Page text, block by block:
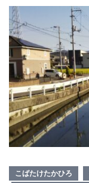
こばたけたかひろ